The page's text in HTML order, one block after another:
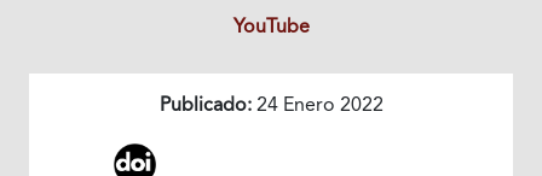
YouTube
Publicado:24 Enero 2022